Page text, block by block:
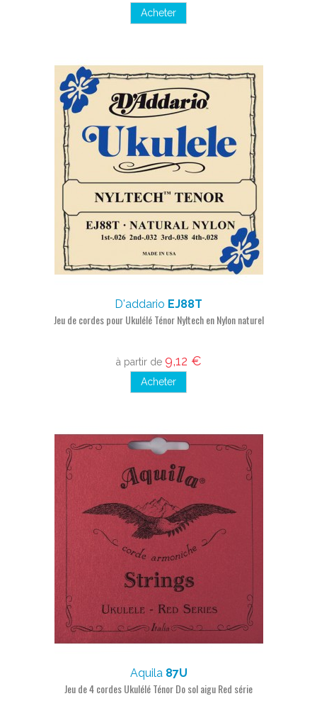
Acheter
D'addario EJ88T
Jeu de cordes pour Ukulélé Ténor Nyltech en Nylon naturel
à partir de 9,12 €
Acheter
Aquila 87U
Jeu de 4 cordes Ukulélé Ténor Do sol aigu Red série